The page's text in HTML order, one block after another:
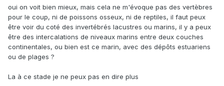
oui on voit bien mieux, mais cela ne m'évoque pas des vertèbres
pour le coup, ni de poissons osseux, ni de reptiles, il faut peux
être voir du coté des invertébrés lacustres ou marins, il y a peux
être des intercalations de niveaux marins entre deux couches
continentales, ou bien est ce marin, avec des dépôts estuariens
ou de plages ?
La à ce stade je ne peux pas en dire plus